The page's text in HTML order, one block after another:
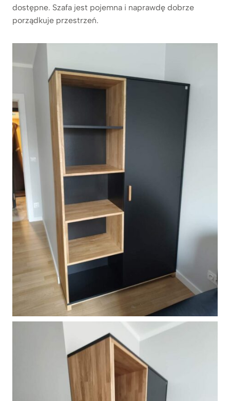
dostępne. Szafa jest pojemna i naprawdę dobrze
porządkuje przestrzeń.